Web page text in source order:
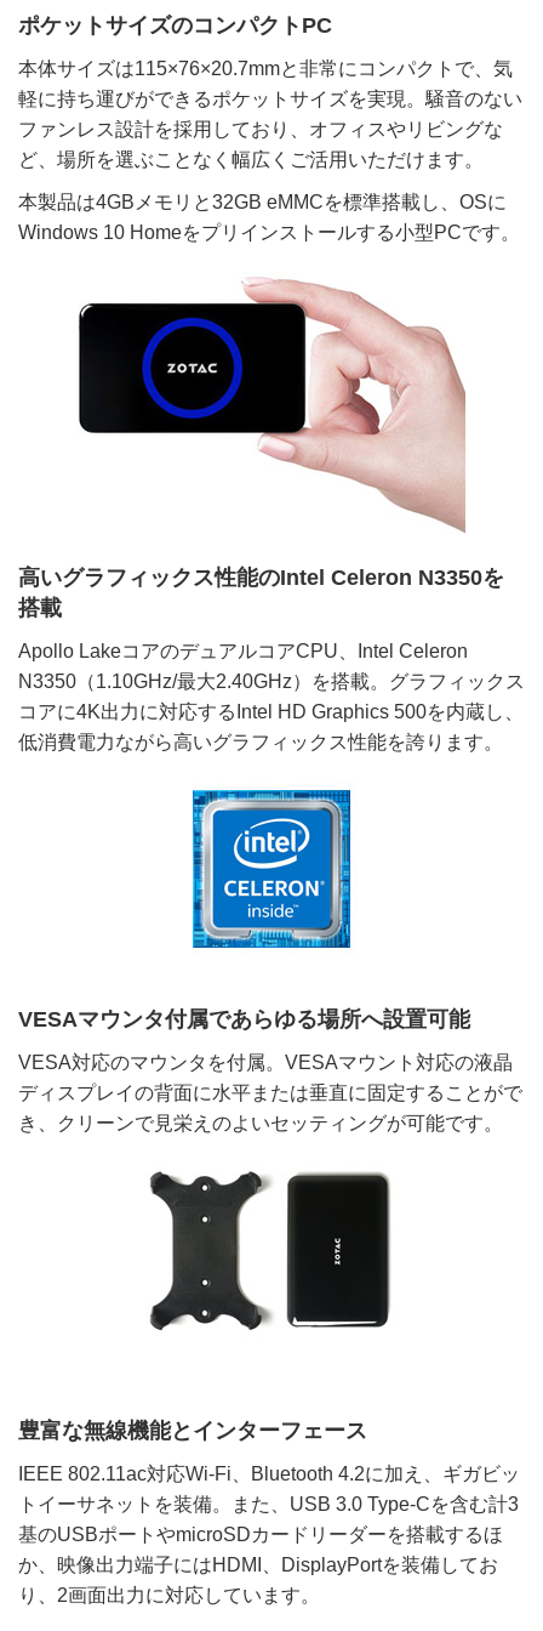
ポケットサイズのコンパクトPC
本体サイズは115×76×20.7mmと非常にコンパクトで、気
軽に持ち運びができるポケットサイズを実現。騒音のない
ファンレス設計を採用しており、オフィスやリビングな
ど、場所を選ぶことなく幅広くご活用いただけます。
本製品は4GBメモリと32GB eMMCを標準搭載し、OSに
Windows 10 Homeをプリインストールする小型PCです。
高いグラフィックス性能のIntel Celeron N3350を
搭載
Apollo LakeコアのデュアルコアCPU、Intel Celeron
N3350（1.10GHz/最大2.40GHz）を搭載。グラフィックス
コアに4K出力に対応するIntel HD Graphics 500を内蔵し、
低消費電力ながら高いグラフィックス性能を誇ります。
VESAマウンタ付属であらゆる場所へ設置可能
VESA対応のマウンタを付属。VESAマウント対応の液晶
ディスプレイの背面に水平または垂直に固定することがで
き、クリーンで見栄えのよいセッティングが可能です。
豊富な無線機能とインターフェース
IEEE 802.11ac対応Wi-Fi、Bluetooth 4.2に加え、ギガビッ
トイーサネットを装備。また、USB 3.0 Type-Cを含む計3
基のUSBポートやmicroSDカードリーダーを搭載するほ
か、映像出力端子にはHDMI、DisplayPortを装備してお
り、2画面出力に対応しています。